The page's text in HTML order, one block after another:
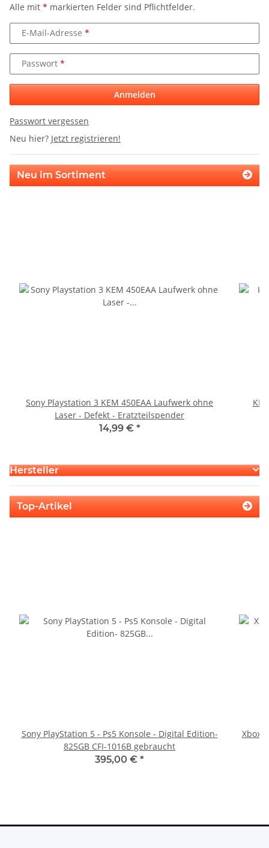
Alle mit * markierten Felder sind Pflichtfelder.
E-Mail-Adresse
Passwort
Anmelden
Passwort vergessen
Neu hier? Jetzt registrieren!
Neu im Sortiment
Sony Playstation 3 KEM 450EAA Laufwerk ohne
Laser - Defekt - Eratzteilspender
14,99 € *
Hersteller
Top-Artikel
Sony PlayStation 5 - Ps5 Konsole - Digital Edition-
825GB CFI-1016B gebraucht
395,00 € *
Xbox